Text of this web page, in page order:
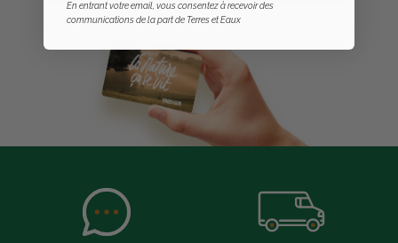
En entrant votre email, vous consentez à recevoir des
communications de la part de Terres et Eaux